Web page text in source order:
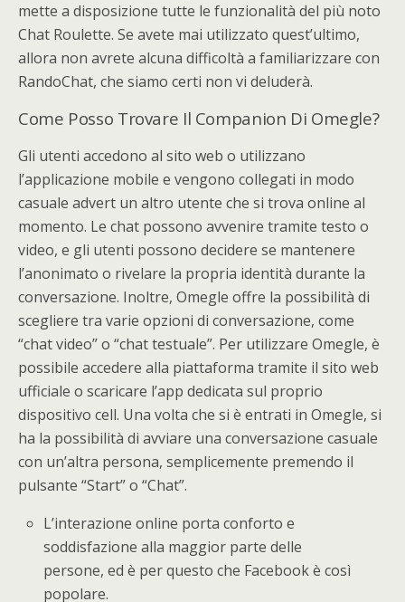
mette a disposizione tutte le funzionalità del più noto
Chat Roulette. Se avete mai utilizzato quest’ultimo,
allora non avrete alcuna difficoltà a familiarizzare con
RandoChat, che siamo certi non vi deluderà.
Come Posso Trovare Il Companion Di Omegle?
Gli utenti accedono al sito web o utilizzano
l’applicazione mobile e vengono collegati in modo
casuale advert un altro utente che si trova online al
momento. Le chat possono avvenire tramite testo o
video, e gli utenti possono decidere se mantenere
l’anonimato o rivelare la propria identità durante la
conversazione. Inoltre, Omegle offre la possibilità di
scegliere tra varie opzioni di conversazione, come
“chat video” o “chat testuale”. Per utilizzare Omegle, è
possibile accedere alla piattaforma tramite il sito web
ufficiale o scaricare l’app dedicata sul proprio
dispositivo cell. Una volta che si è entrati in Omegle, si
ha la possibilità di avviare una conversazione casuale
con un’altra persona, semplicemente premendo il
pulsante “Start” o “Chat”.
L’interazione online porta conforto e
soddisfazione alla maggior parte delle
persone, ed è per questo che Facebook è così
popolare.